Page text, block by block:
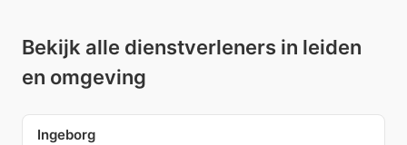
Bekijk alle dienstverleners in leiden
en omgeving
Ingeborg